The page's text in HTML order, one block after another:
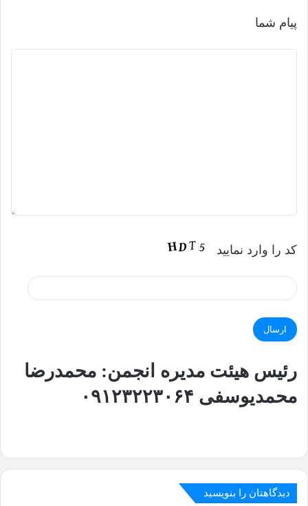
پیام شما
کد را وارد نمایید
رئیس هیئت مدیره انجمن: محمدرضا
محمدیوسفی ۰۹۱۲۳۲۲۳۰۶۴
دیدگاهتان را بنویسید